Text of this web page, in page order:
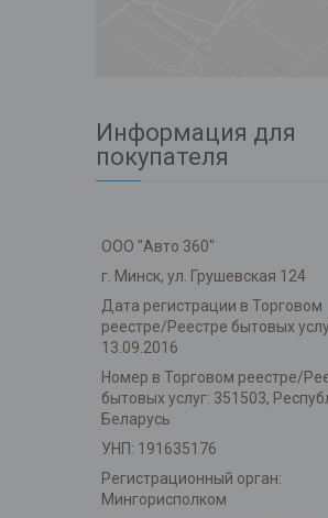
Информация для
покупателя
ООО "Авто 360"
г. Минск, ул. Грушевская 124
Дата регистрации в Торговом
реестре/Реестре бытовых
13.09.2016
Номер в Торговом реестре/
бытовых услуг: 351503,
Беларусь
УНП: 191635176
Регистрационный орган:
Мингорисполком